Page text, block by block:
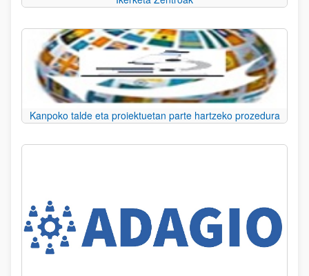
Kanpoko talde eta proiektuetan parte hartzeko prozedura